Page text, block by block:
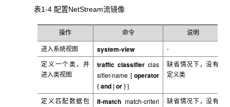
表1-4 配置NetStream流镜像
操作 命令 说明
进入系统视图 system-view -
定义一个类，并
进入类视图
traffic classifier clas
sifier-name [ operator
{and |or } ]
缺省情况下，没有
定义类
定义匹配数据包
If-match match-criteri
缺省情况下，没有